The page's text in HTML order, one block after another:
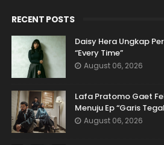
RECENT POSTS
Daisy Hera Ungkap
“Every Time”
August 06, 2026
Lafa Pratomo Gaet
Menuju Ep “Garis
August 06, 2026